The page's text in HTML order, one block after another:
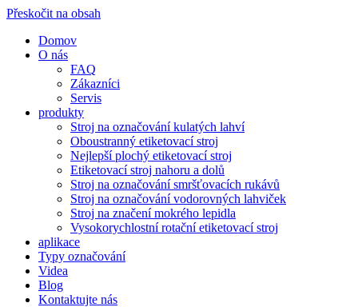
Přeskočit na obsah
Domov
O nás
FAQ
Zákazníci
Servis
produkty
Stroj na označování kulatých lahví
Oboustranný etiketovací stroj
Nejlepší plochý etiketovací stroj
Etiketovací stroj nahoru a dolů
Stroj na označování smršťovacích rukávů
Stroj na označování vodorovných lahviček
Stroj na značení mokrého lepidla
Vysokorychlostní rotační etiketovací stroj
aplikace
Typy označování
Videa
Blog
Kontaktujte nás